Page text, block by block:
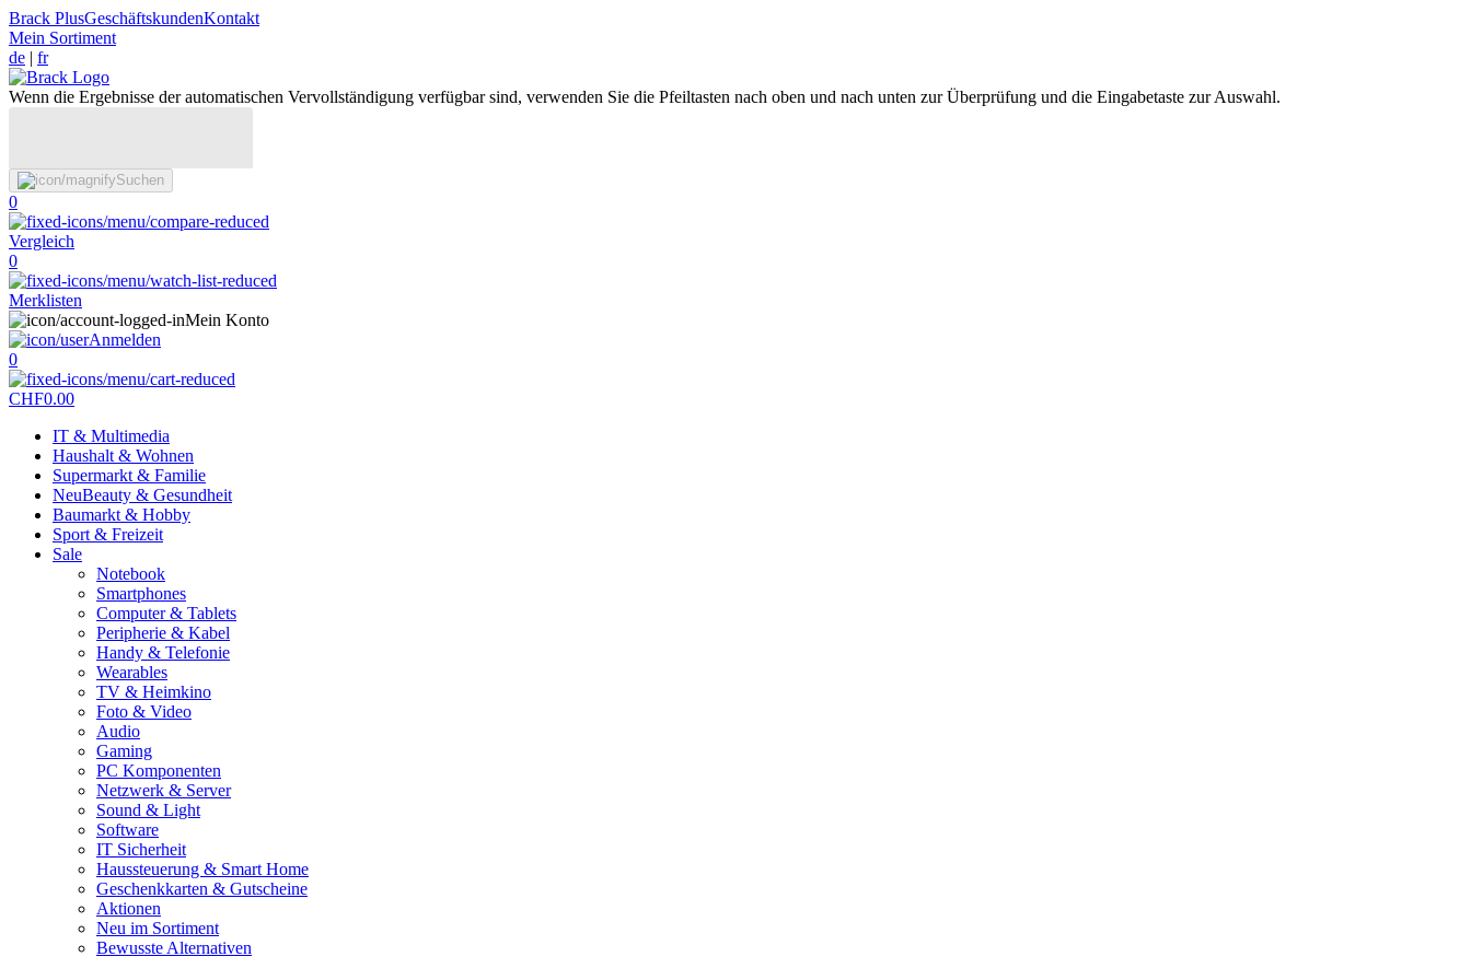
Brack PlusGeschäftskundenKontakt
Mein Sortiment
de | fr
Wenn die Ergebnisse der automatischen Vervollständigung verfügbar sind, verwenden Sie die Pfeiltasten nach oben und nach unten zur Überprüfung und die Eingabetaste zur Auswahl.
Suchen
0
Vergleich
0
Merklisten
Mein Konto
Anmelden
0
CHF0.00
IT & Multimedia
Haushalt & Wohnen
Supermarkt & Familie
NeuBeauty & Gesundheit
Baumarkt & Hobby
Sport & Freizeit
Sale
Notebook
Smartphones
Computer & Tablets
Peripherie & Kabel
Handy & Telefonie
Wearables
TV & Heimkino
Foto & Video
Audio
Gaming
PC Komponenten
Netzwerk & Server
Sound & Light
Software
IT Sicherheit
Haussteuerung & Smart Home
Geschenkkarten & Gutscheine
Aktionen
Neu im Sortiment
Bewusste Alternativen